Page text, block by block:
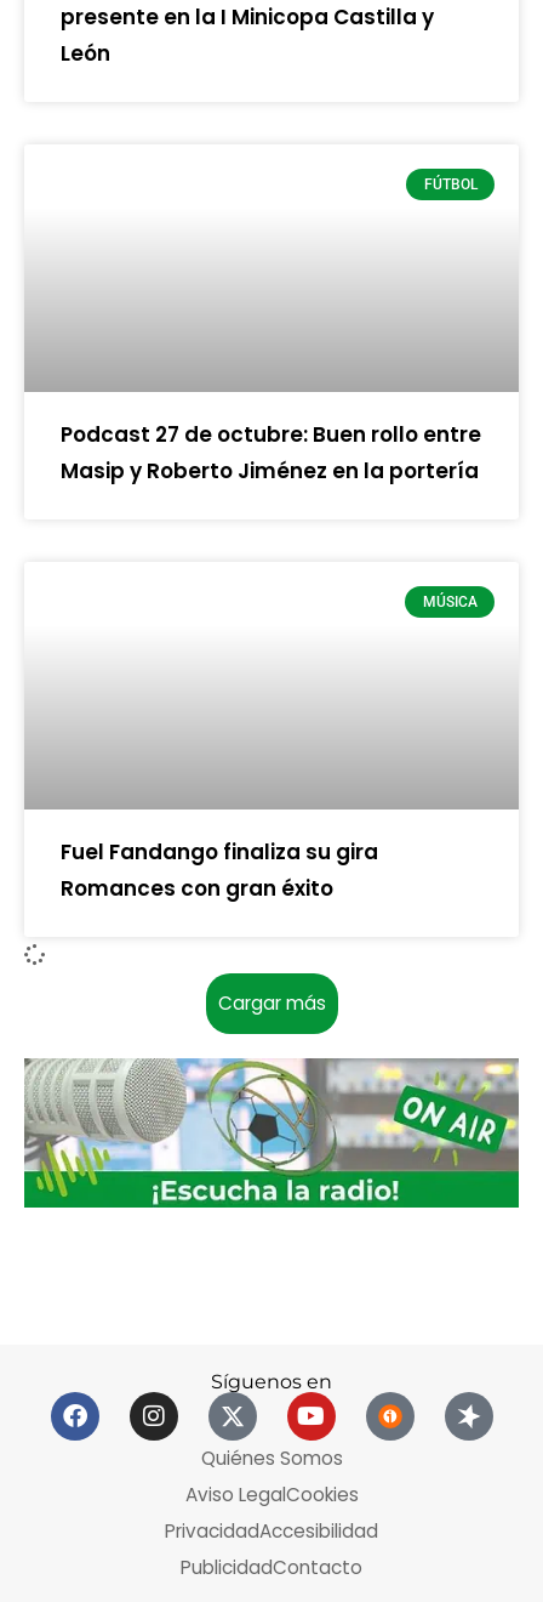
presente en la I Minicopa Castilla y
León
FÚTBOL
Podcast 27 de octubre: Buen rollo entre
Masip y Roberto Jiménez en la portería
MÚSICA
Fuel Fandango finaliza su gira
Romances con gran éxito
Cargar más
Síguenos en
Quiénes Somos
Aviso LegalCookies
PrivacidadAccesibilidad
PublicidadContacto